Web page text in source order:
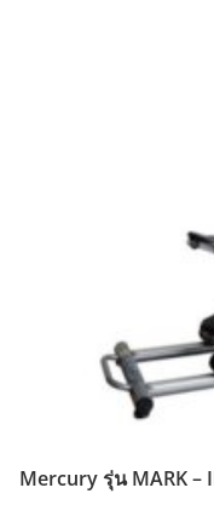
Mercury รุ่น MARK –